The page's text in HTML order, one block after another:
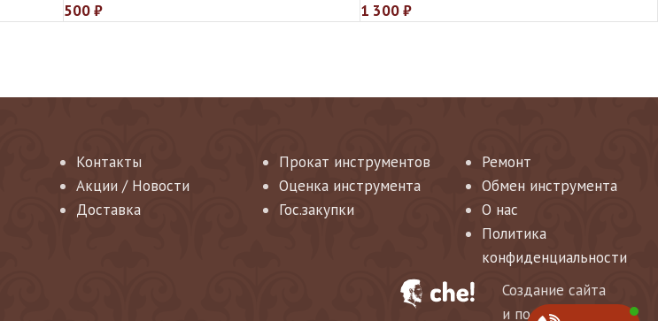
500₽ 1 300₽
Контакты
Акции / Новости
Доставка
Прокат инструментов
Оценка инструмента
Гос.закупки
Ремонт
Обмен инструмента
О нас
Политика
конфиденциальности
Создание сайта
и поддержка